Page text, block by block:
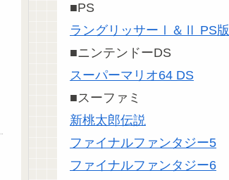
■PS
ラングリッサーⅠ＆Ⅱ PS版
■ニンテンドーDS
スーパーマリオ64 DS
■スーファミ
新桃太郎伝説
ファイナルファンタジー5
ファイナルファンタジー6